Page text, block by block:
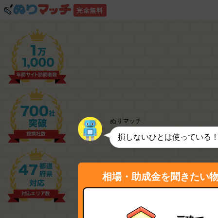
完全無料
損しないひとは使っている
ぬりマッチ
相場・助成金を聞きたい